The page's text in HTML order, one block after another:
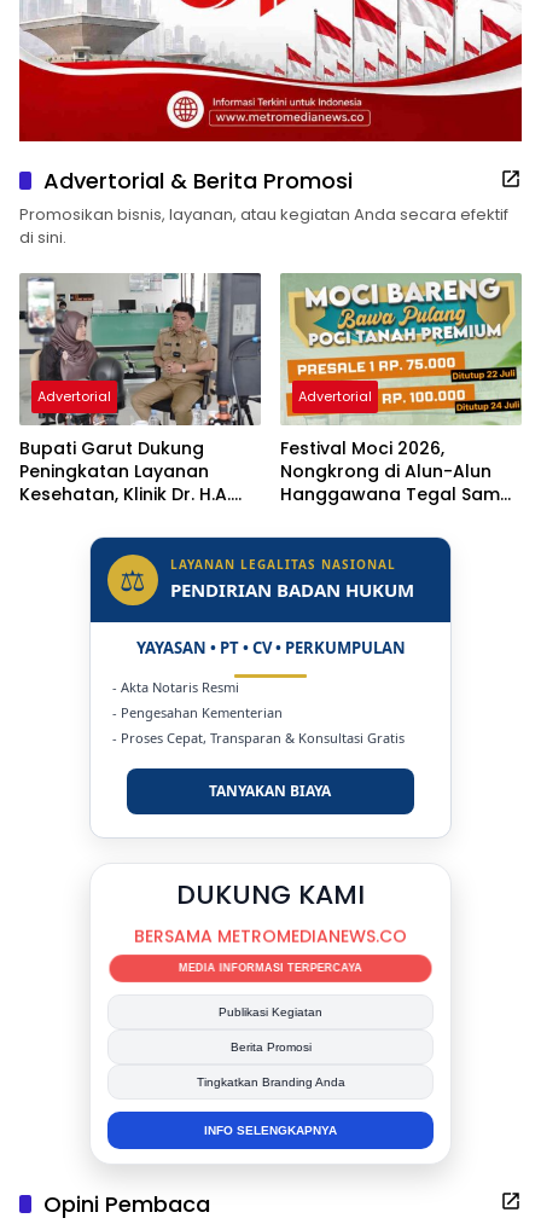
Advertorial & Berita Promosi
Promosikan bisnis, layanan, atau kegiatan Anda secara efektif
di sini.
Advertorial
Bupati Garut Dukung
Peningkatan Layanan
Kesehatan, Klinik Dr. H.A.
Status Jadi Rumah Sakit
Advertorial
Festival Moci 2026,
Nongkrong di Alun-Alun
Hanggawana Tegal Sambil
⚖ LAYANAN LEGALITAS NASIONAL
PENDIRIAN BADAN HUKUM
YAYASAN • PT • CV • PERKUMPULAN
- Akta Notaris Resmi
- Pengesahan Kementerian
- Proses Cepat, Transparan & Konsultasi Gratis
TANYAKAN BIAYA
DUKUNG KAMI
BERSAMA METROMEDIANEWS.CO
MEDIA INFORMASI TERPERCAYA
Publikasi Kegiatan
Berita Promosi
Tingkatkan Branding Anda
INFO SELENGKAPNYA
Opini Pembaca